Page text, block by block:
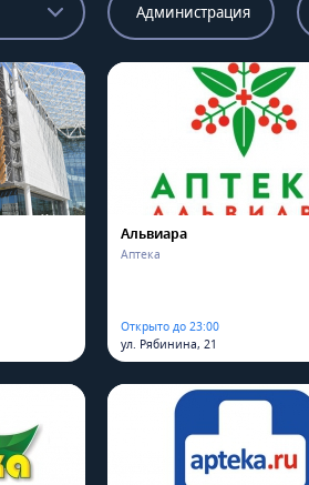
Администрация
Альвиара
Аптека
Открыто до 23:00
ул. Рябинина, 21